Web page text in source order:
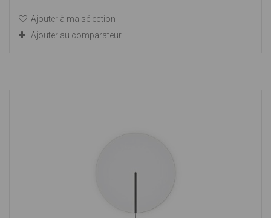
Ajouter à ma sélection
Ajouter au comparateur